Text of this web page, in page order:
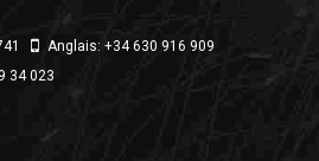
Anglais: +34 630 916 909
34 023